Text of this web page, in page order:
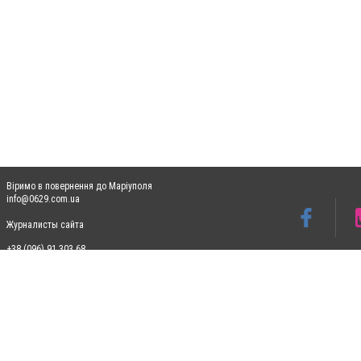
Віримо в повернення до Маріуполя
info@0629.com.ua
Журналисты сайта
+38 (096) 91 303 68